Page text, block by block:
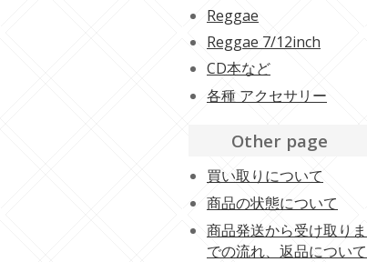
Reggae
Reggae 7/12inch
CD本など
各種 アクセサリー
Other page
買い取りについて
商品の状態について
商品発送から受け取りま
での流れ、返品について